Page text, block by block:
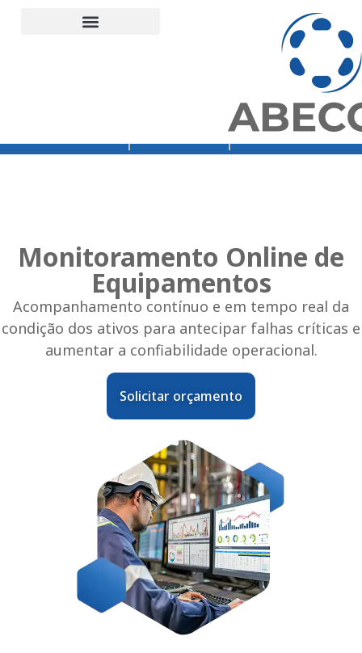
Rede Vibra
Monitoramento Online de
Equipamentos
Acompanhamento contínuo e em tempo real da
condição dos ativos para antecipar falhas críticas e
aumentar a confiabilidade operacional.
Solicitar orçamento